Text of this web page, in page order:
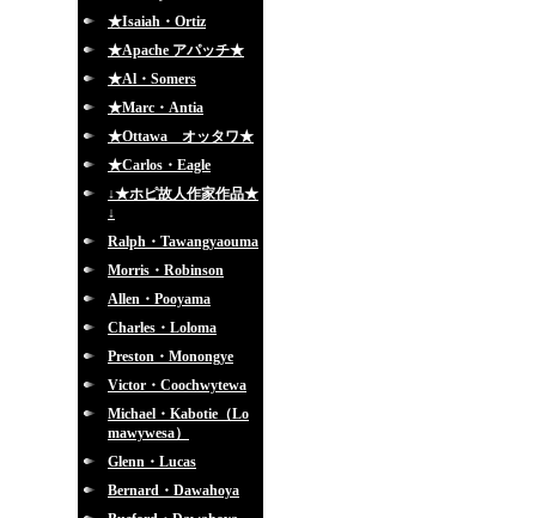
★Isaiah・Ortiz
★Apache アパッチ★
★Al・Somers
★Marc・Antia
★Ottawa オッタワ★
★Carlos・Eagle
↓★ホピ故人作家作品★
↓
Ralph・Tawangyaouma
Morris・Robinson
Allen・Pooyama
Charles・Loloma
Preston・Monongye
Victor・Coochwytewa
Michael・Kabotie（Lo
mawywesa）
Glenn・Lucas
Bernard・Dawahoya